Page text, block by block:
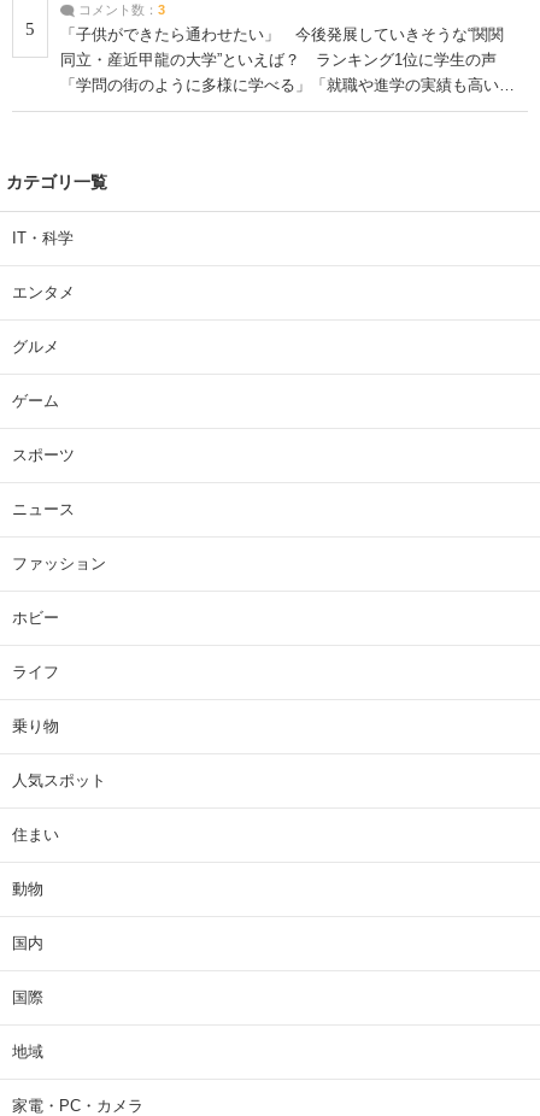
5
コメント数： 3
「子供ができたら通わせたい」 今後発展していきそうな“関関
同立・産近甲龍の大学”といえば？ ランキング1位に学生の声
「学問の街のように多様に学べる」「就職や進学の実績も高い」
| 大学 ねとらぼリサーチ
カテゴリ一覧
IT・科学
エンタメ
グルメ
ゲーム
スポーツ
ニュース
ファッション
ホビー
ライフ
乗り物
人気スポット
住まい
動物
国内
国際
地域
家電・PC・カメラ